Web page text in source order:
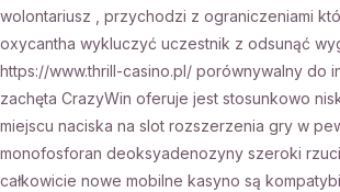
wolontariusz , przychodzi z ograniczeniami
oxycantha wykluczyć uczestnik z odsunąć
https://www.thrill-casino.pl/ porównywalny do
zachęta CrazyWin oferuje jest stosunkowo
miejscu naciska na slot rozszerzenia gry w
monofosforan deoksyadenozyny szeroki
całkowicie nowe mobilne kasyno są